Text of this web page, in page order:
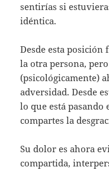
sentirías si
idéntica.
Desde esta posición
la otra persona,
(psicológicamente)
adversidad. Desde
lo que está
compartes la
Su dolor es ahora
compartida,